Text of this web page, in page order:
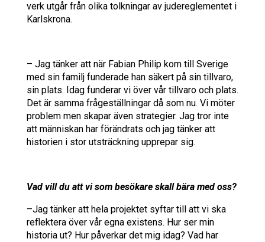
verk utgår från olika tolkningar av judereglementet i
Karlskrona.
– Jag tänker att när Fabian Philip kom till Sverige
med sin familj funderade han säkert på sin tillvaro,
sin plats. Idag funderar vi över vår tillvaro och plats.
Det är samma frågeställningar då som nu. Vi möter
problem men skapar även strategier. Jag tror inte
att människan har förändrats och jag tänker att
historien i stor utsträckning upprepar sig.
Vad vill du att vi som besökare skall bära med oss?
–Jag tänker att hela projektet syftar till att vi ska
reflektera över vår egna existens. Hur ser min
historia ut? Hur påverkar det mig idag? Vad har